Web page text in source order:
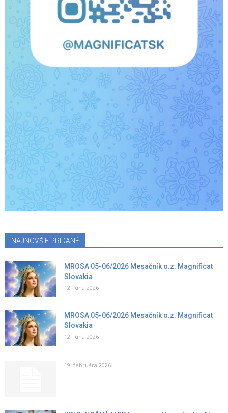
NAJNOVŠIE PRIDANÉ
MROSA 05-06/2026 Mesačník o.z. Magnificat
Slovakia
12. júna 2026
MROSA 05-06/2026 Mesačník o.z. Magnificat
Slovakia
12. júna 2026
19. februára 2026